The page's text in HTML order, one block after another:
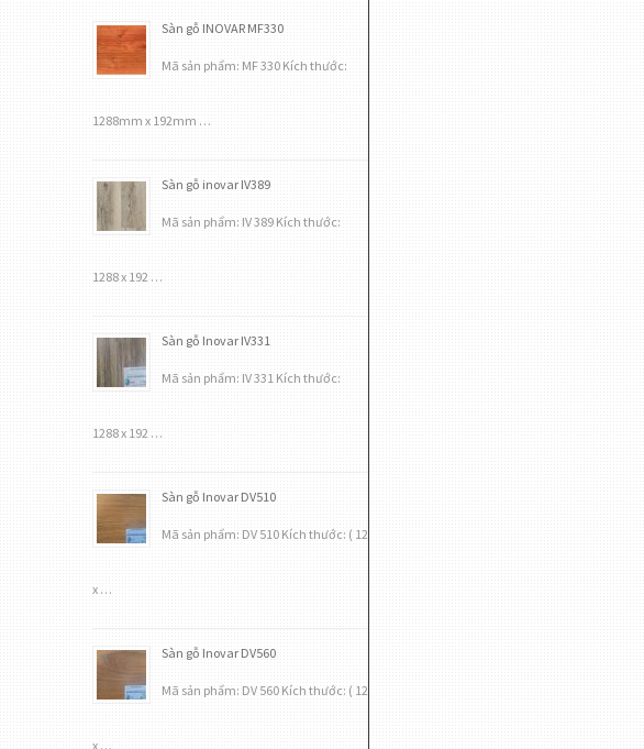
Sàn gỗ INOVAR MF330
Mã sản phẩm: MF 330 Kích thước:
1288mm x 192mm …
Sàn gỗ inovar IV389
Mã sản phẩm: IV 389 Kích thước:
1288 x 192 …
Sàn gỗ Inovar IV331
Mã sản phẩm: IV 331 Kích thước:
1288 x 192 …
Sàn gỗ Inovar DV510
Mã sản phẩm: DV 510 Kích thước: ( 12
x …
Sàn gỗ Inovar DV560
Mã sản phẩm: DV 560 Kích thước: ( 12
x …